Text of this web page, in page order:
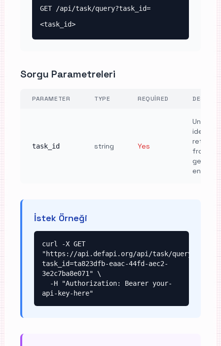
GET /api/task/query?task_id=
<task_id>
Sorgu Parametreleri
PARAMETER TYPE REQUIRED
task_id string Yes
Unique
from
İstek Örneği
curl -X GET
"https://api.defapi.org/api/task/query?
task_id=ta823dfb-eaac-44fd-aec2-
3e2c7ba8e071" \
api-key-here"